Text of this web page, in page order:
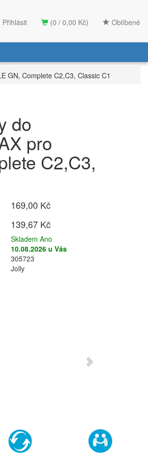
(0 / 0,00 Kč) Oblíbené
Přihlásit
GN, Complete C2,C3, Classic C1
do
pro
C2,C3,
169,00 Kč
139,67 Kč
Skladem Ano
10.08.2026 u Vás
305723
Jolly